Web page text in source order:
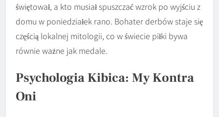
świętował, a kto musiał spuszczać wzrok po wyjściu z
domu w poniedziałek rano. Bohater derbów staje się
częścią lokalnej mitologii, co w świecie piłki bywa
równie ważne jak medale.
Psychologia Kibica: My Kontra
Oni